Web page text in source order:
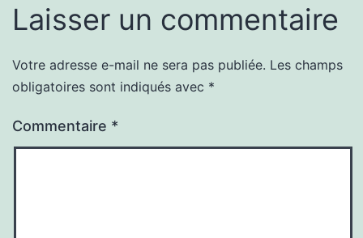
Laisser un commentaire
Votre adresse e-mail ne sera pas publiée. Les champs
obligatoires sont indiqués avec *
Commentaire *